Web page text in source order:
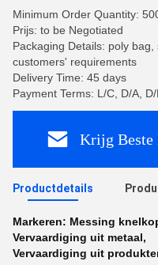
Minimum Order Quantity:
Prijs: to be Negotiated
Packaging Details: poly
customers' requirements
Delivery Time: 45 days
Payment Terms: L/C, D/A,
Krijg Beste
Productdetails
Markeren: Messing
Vervaardiging uit metaal,
Vervaardiging uit